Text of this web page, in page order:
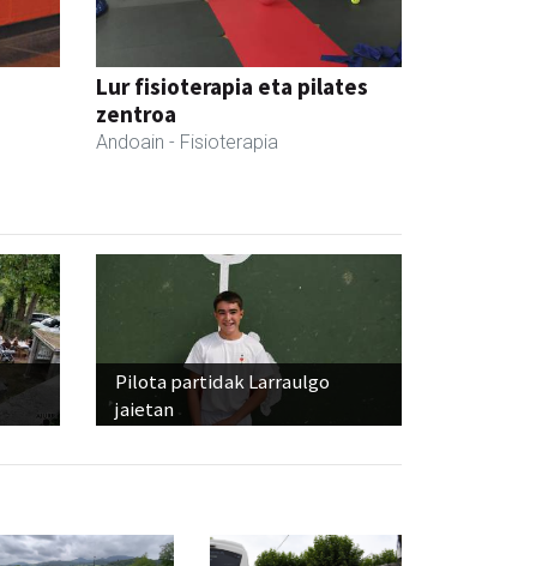
Lur fisioterapia eta pilates
zentroa
Andoain - Fisioterapia
Pilota partidak Larraulgo
jaietan